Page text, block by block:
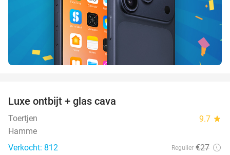
Luxe ontbijt + glas cava
Toertjen 9.7 star
Hamme
Verkocht: 812
Regulier €27